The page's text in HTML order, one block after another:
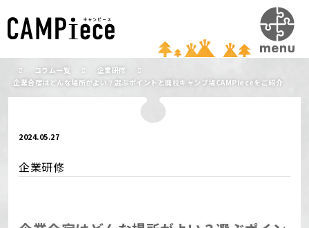
コラム一覧
企業研修
企業合宿はどんな場所がよい？選ぶポイントと廃校キャンプ場CAMPieceをご紹介
2024.05.27
企業研修